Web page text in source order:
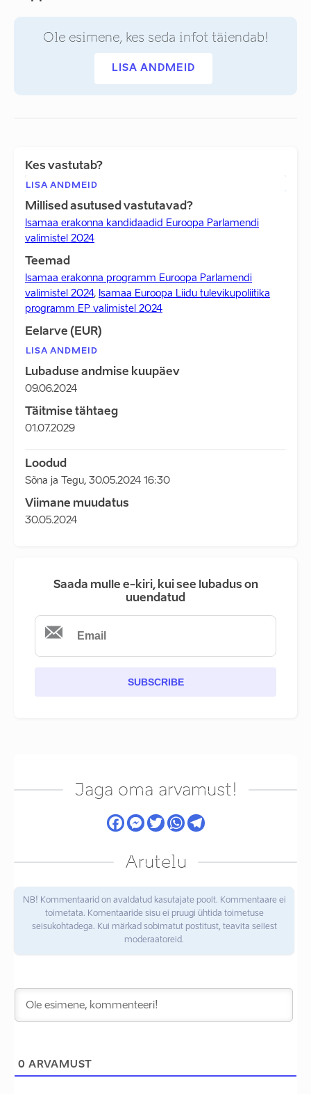
Ole esimene, kes seda infot täiendab!
LISA ANDMEID
Kes vastutab?
LISA ANDMEID
Millised asutused vastutavad?
Isamaa erakonna kandidaadid Euroopa Parlamendi
valimistel 2024
Teemad
Isamaa erakonna programm Euroopa Parlamendi
valimistel 2024, Isamaa Euroopa Liidu tulevikupoliitika
programm EP valimistel 2024
Eelarve (EUR)
LISA ANDMEID
Lubaduse andmise kuupäev
09.06.2024
Täitmise tähtaeg
01.07.2029
Loodud
Sõna ja Tegu, 30.05.2024 16:30
Viimane muudatus
30.05.2024
Saada mulle e-kiri, kui see lubadus on
uuendatud
SUBSCRIBE
Jaga oma arvamust!
Arutelu
NB! Kommentaarid on avaldatud kasutajate poolt. Kommentaare ei
toimetata. Komentaaride sisu ei pruugi ühtida toimetuse
seisukohtadega. Kui märkad sobimatut postitust, teavita sellest
moderaatoreid.
0 ARVAMUST